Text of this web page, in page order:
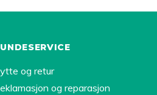
og retur
og reparasjon